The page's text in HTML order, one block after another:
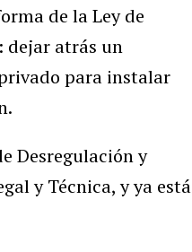
de la Ley de
dejar atrás un
para instalar
Desregulación y
y Técnica, y ya está